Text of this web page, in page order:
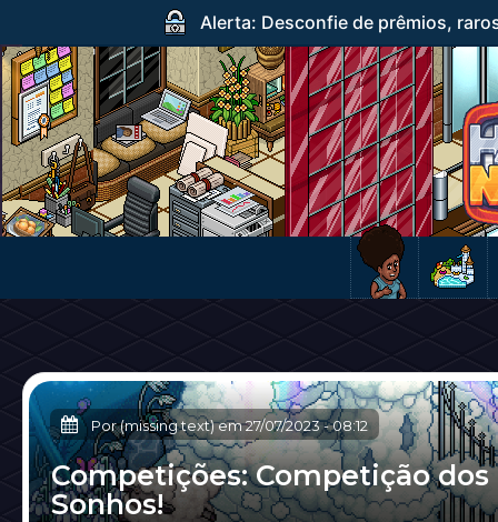
Alerta: Desconfie de prêmios,
Por (missing text) em27/07/2023-08:12
Competições: Competição dos
Sonhos!